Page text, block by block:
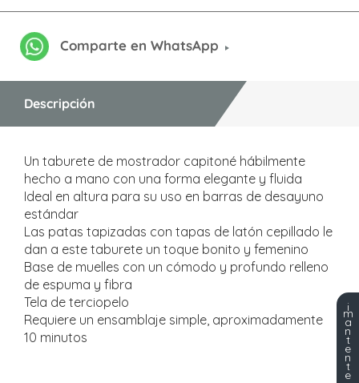
Comparte en WhatsApp
Descripción
Un taburete de mostrador capitoné hábilmente
hecho a mano con una forma elegante y fluida
Ideal en altura para su uso en barras de desayuno
estándar
Las patas tapizadas con tapas de latón cepillado le
dan a este taburete un toque bonito y femenino
Base de muelles con un cómodo y profundo relleno
de espuma y fibra
Tela de terciopelo
Requiere un ensamblaje simple, aproximadamente
10 minutos
¡
m
a
n
t
e
n
t
e